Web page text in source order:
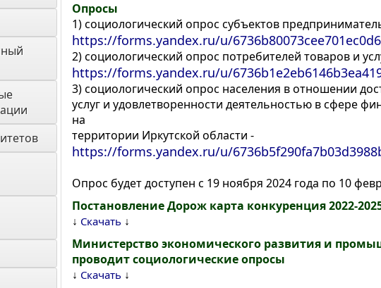
Опросы
1) социологический опрос субъектов
https://forms.yandex.ru/u/
2) социологический опрос потребителей товаров и
https://forms.yandex.ru/u/
3) социологический опрос населения в отношении
услуг и удовлетворенности деятельностью в сфере
на
территории Иркутской области -
https://forms.yandex.ru/u/
Опрос будет доступен с 19 ноября 2024 года по 10
Постановление Дорож карта конкуренция 2022-
↓ Скачать ↓
Министерство экономического развития и
проводит социологические опросы
↓ Скачать ↓